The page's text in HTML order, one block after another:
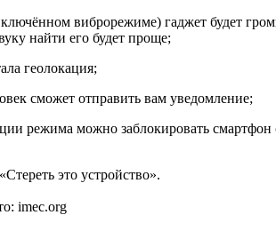
виброрежиме) гаджет будет
найти его будет проще;
геолокация;
сможет отправить вам уведомление;
режима можно заблокировать
это устройство».
imec.org